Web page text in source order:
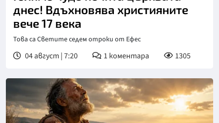
днес! Вдъхновява християните
вече 17 века
Това са Светите седем отроки от Ефес
04 август | 7:20 1 коментара 1305